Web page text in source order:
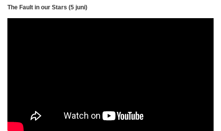
The Fault in our Stars (5 juni)